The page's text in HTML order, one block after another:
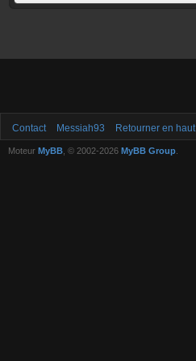
Contact Messiah93 Retourner en haut
Moteur MyBB , © 2002-2026 MyBB Group